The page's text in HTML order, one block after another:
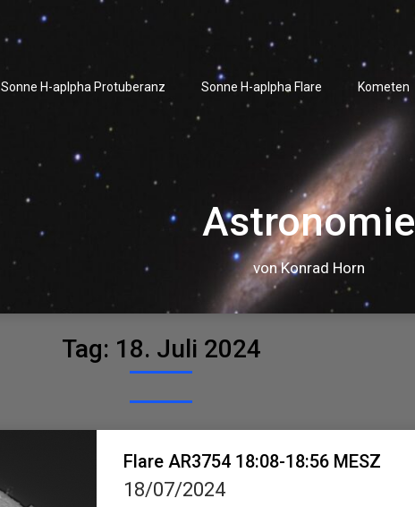
Sonne H-aplpha Protuberanz Sonne H-aplpha Flare Kometen
Astronomie
von Konrad Horn
Tag: 18. Juli 2024
Flare AR3754 18:08-18:56 MESZ
18/07/2024